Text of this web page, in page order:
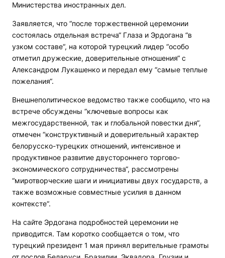
Министерства иностранных дел.
Заявляется, что “после торжественной церемонии
состоялась отдельная встреча“ Глаза и Эрдогана “в
узком составе“, на которой турецкий лидер “особо
отметил дружеские, доверительные отношения“ с
Александром Лукашенко и передал ему “самые теплые
пожелания“.
Внешнеполитическое ведомство также сообщило, что на
встрече обсуждены “ключевые вопросы как
межгосударственной, так и глобальной повестки дня“,
отмечен “конструктивный и доверительный характер
белорусско-турецких отношений, интенсивное и
продуктивное развитие двустороннего торгово-
экономического сотрудничества“, рассмотрены
“миротворческие шаги и инициативы двух государств, а
также возможные совместные усилия в данном
контексте“.
На сайте Эрдогана подробностей церемонии не
приводится. Там коротко сообщается о том, что
турецкий президент 1 мая принял верительные грамоты